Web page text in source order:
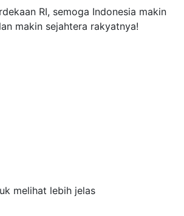
RI, semoga Indonesia makin
makin sejahtera rakyatnya!
melihat lebih jelas